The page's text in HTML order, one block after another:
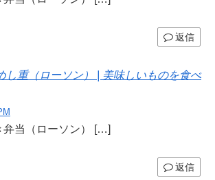
返信
し重（ローソン） | 美味しいものを食べ
当（ローソン） […]
返信